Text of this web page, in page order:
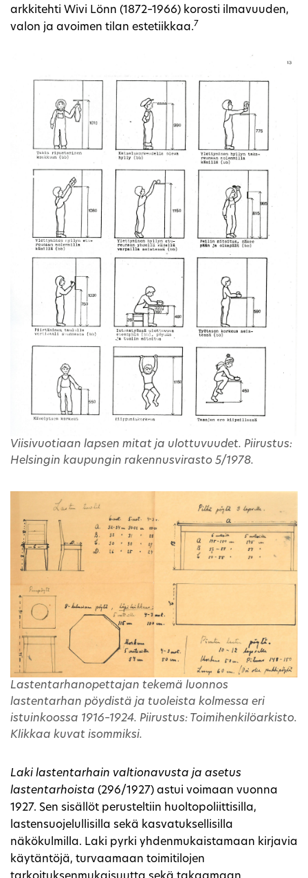
arkkitehti Wivi Lönn (1872–1966) korosti ilmavuuden,
valon ja avoimen tilan estetiikkaa.7
Viisivuotiaan lapsen mitat ja ulottuvuudet. Piirustus:
Helsingin kaupungin rakennusvirasto 5/1978.
Lastentarhanopettajan tekemä luonnos
lastentarhan pöydistä ja tuoleista kolmessa eri
istuinkoossa 1916–1924. Piirustus: Toimihenkilöarkisto.
Klikkaa kuvat isommiksi.
Laki lastentarhain valtionavusta ja asetus
lastentarhoista (296/1927) astui voimaan vuonna
1927. Sen sisällöt perusteltiin huoltopoliittisilla,
lastensuojelullisilla sekä kasvatuksellisilla
näkökulmilla. Laki pyrki yhdenmukaistamaan kirjavia
käytäntöjä, turvaamaan toimitilojen